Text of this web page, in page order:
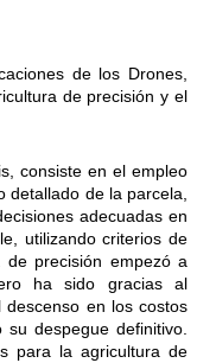
de los Drones,
de precisión y el
consiste en el empleo
detallado de la parcela,
adecuadas en
utilizando criterios de
de precisión empezó a
ha sido gracias al
en los costos
despegue definitivo.
para la agricultura de